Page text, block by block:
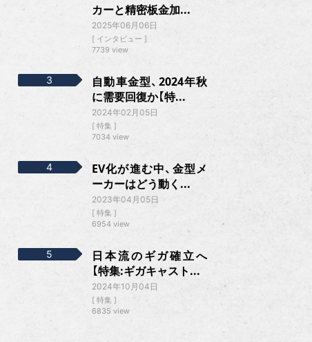
カーと精密板金加...
2025年06月06日
インタビュー
7739 view
自動車金型、2024年秋
に需要回復か【特...
2024年02月05日
特集
7034 view
EV化が進む中、金型メ
ーカーはどう動く...
2023年04月05日
特集
6954 view
日本流のギガ確立へ
【特集:ギガキャスト...
2024年10月04日
特集
6835 view